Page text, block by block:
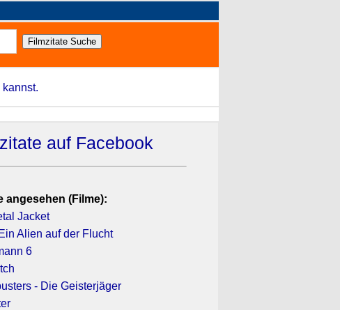
auf Facebook
angesehen (Filme):
Jacket
Alien auf der Flucht
6
- Die Geisterjäger